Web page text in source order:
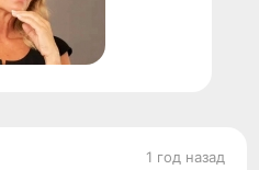
1 год назад